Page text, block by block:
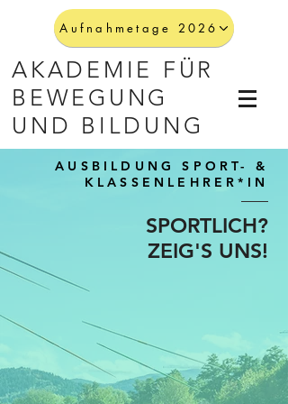
Aufnahmetage 2026
AKADEMIE FÜR
BEWEGUNG
UND BILDUNG
AUSBILDUNG SPORT- &
KLASSENLEHRER*IN
SPORTLICH?
ZEIG'S UNS!